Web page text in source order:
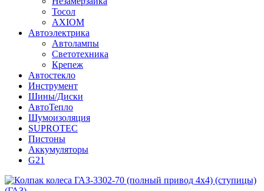
Тосол
AXIOM
Автоэлектрика
Автолампы
Светотехника
Крепеж
Автостекло
Инструмент
Шины/Диски
АвтоТепло
Шумоизоляция
SUPROTEC
Пистоны
Аккумуляторы
G21